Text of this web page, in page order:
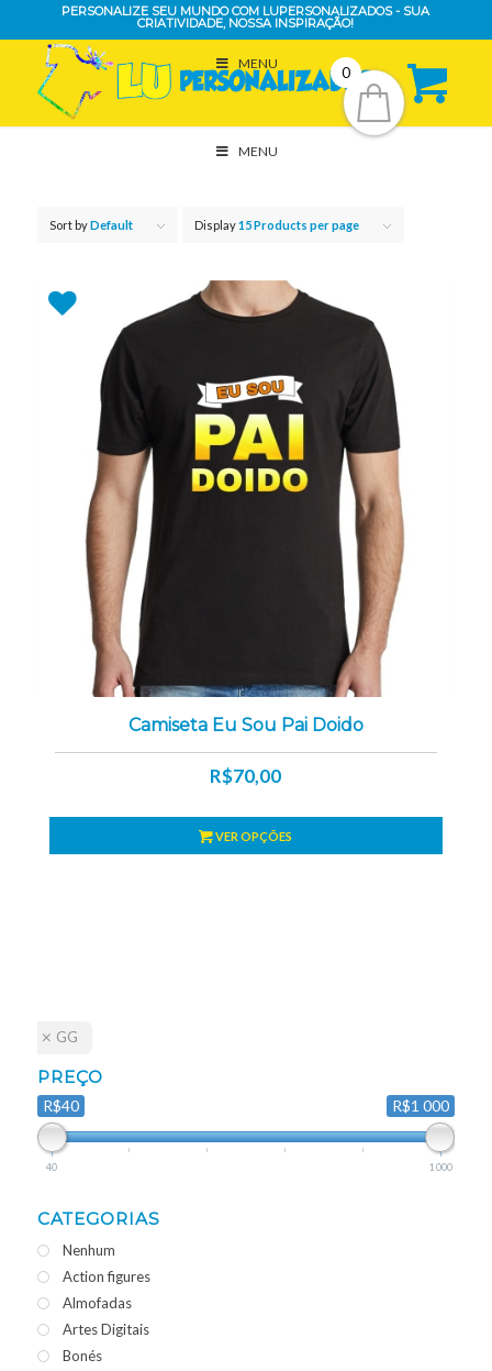
PERSONALIZE SEU MUNDO COM LUPERSONALIZADOS - SUA
CRIATIVIDADE, NOSSA INSPIRAÇÃO!
MENU
MENU
Sort byDefault Display15 Products per page
Camiseta Eu Sou Pai Doido
R$70,00
VER OPÇÕES
GG
PREÇO
R$40 R$1 000
40 1 000
CATEGORIAS
Nenhum
Action figures
Almofadas
Artes Digitais
Bonés
0